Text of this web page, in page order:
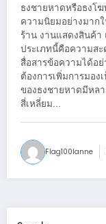
ธงชายหาดหรือธงโ
ความนิยมอย่างมาก
ร้าน งานแสดงสินค้า
ประเภทนี้คือความส
สื่อสารข้อความได้อย่
ต้องการเพิ่มการมอ
ของธงชายหาดมีหล
สี่เหลี่ยม…
Flag100lanne